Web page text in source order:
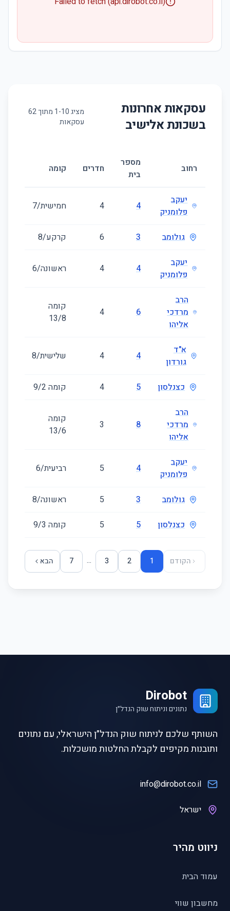
עסקאות אחרונות
בשכונתאלישיב
מציג 1-10 מתוך62
עסקאות
רחוב
מספר
בית
חדרים קומה
יעקב
פלומניק
4
4 חמישית/7
גולומב 3
6 קרקע/8
יעקב
פלומניק
4
4 ראשונה/6
הרב
מרדכי
אליהו
6
4
קומה
‎8‏/13
א"ד
גורדון
4
4 שלישית/8
כצנלסון 5
4 קומה ‎2‏/9
הרב
מרדכי
אליהו
8
3
קומה
‎6‏/13
יעקב
פלומניק
4
5 רביעית/6
גולומב 3
5 ראשונה/8
כצנלסון 5
5 קומה ‎3‏/9
הקודם 1
2
3
...
7 הבא
Dirobot
נתונים וניתוח שוק הנדל״ן
השותף שלכם לניתוח שוק הנדל״ן הישראלי, עם נתונים
ותובנות מקיפים לקבלת החלטות מושכלות.
info@dirobot.co.il
ישראל
ניווט מהיר
עמוד הבית
מחשבון שווי